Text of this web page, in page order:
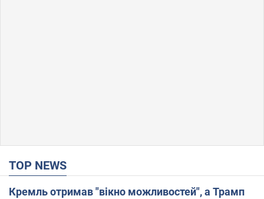
TOP NEWS
Кремль отримав "вікно можливостей", а Трамп